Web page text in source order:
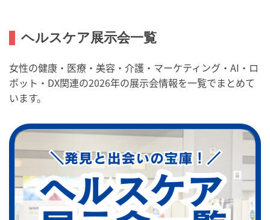
ヘルスケア展示会一覧
女性の健康・医療・美容・介護・マーケティング・AI・ロ
ボット・DX関連の2026年の展示会情報を一覧でまとめて
います。